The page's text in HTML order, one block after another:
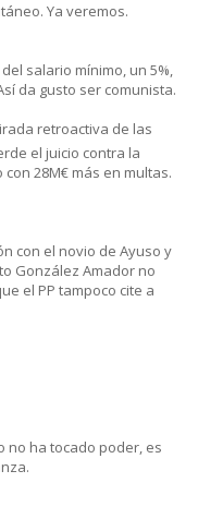
Ya veremos.
salario mínimo, un 5%,
da gusto ser comunista.
retroactiva de las
el juicio contra la
28M€ más en multas.
con el novio de Ayuso y
González Amador no
el PP tampoco cite a
no ha tocado poder, es